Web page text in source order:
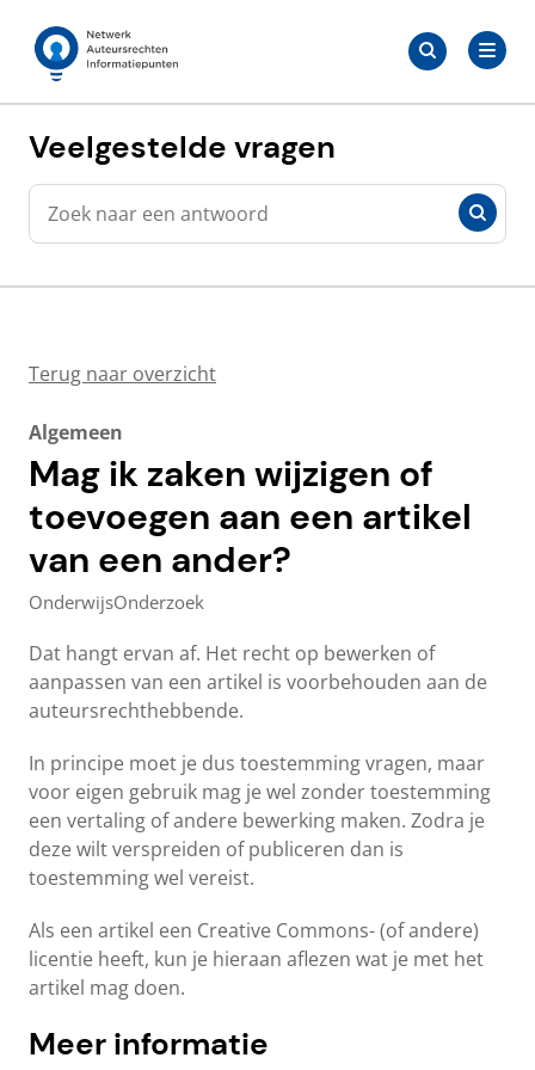
naar
content
Auteursrechten.nl
Zoeken
naar:
Zoeken
Veelgestelde vragen
Zoeken
Zoeken
Terug naar overzicht
Algemeen
Mag ik zaken wijzigen of
toevoegen aan een artikel
van een ander?
OnderwijsOnderzoek
Dat hangt ervan af. Het recht op bewerken of
aanpassen van een artikel is voorbehouden aan de
auteursrechthebbende.
In principe moet je dus toestemming vragen, maar
voor eigen gebruik mag je wel zonder toestemming
een vertaling of andere bewerking maken. Zodra je
deze wilt verspreiden of publiceren dan is
toestemming wel vereist.
Als een artikel een Creative Commons- (of andere)
licentie heeft, kun je hieraan aflezen wat je met het
artikel mag doen.
Meer informatie